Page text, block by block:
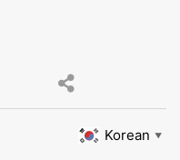
Korean ▼